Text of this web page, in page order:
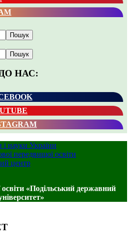
Пошук
Пошук
НАС:
і науки України
передвищої освіти
центр
«Подільський державний